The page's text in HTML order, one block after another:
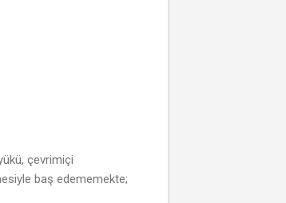
çevrimiçi
baş edememekte;